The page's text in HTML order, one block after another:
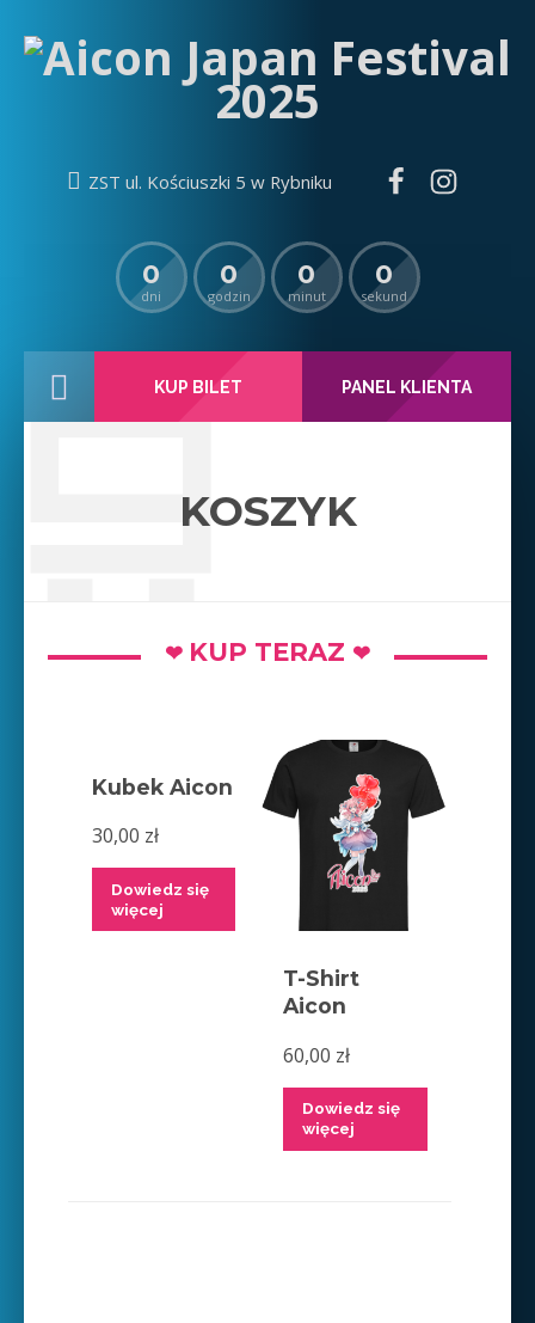
ZST ul. Kościuszki 5 w Rybniku
0
dni
0
godzin
0
minut
0
sekund
KUP BILET PANEL KLIENTA
KOSZYK
❤ KUP TERAZ ❤
Kubek Aicon
30,00 zł
Dowiedz się
więcej
T-Shirt
Aicon
60,00 zł
Dowiedz się
więcej